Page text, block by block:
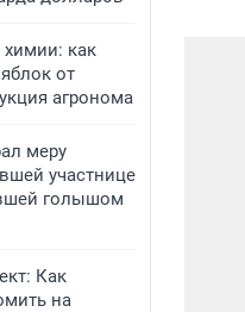
как
от
агронома
меру
участнице
голышом
Как
на